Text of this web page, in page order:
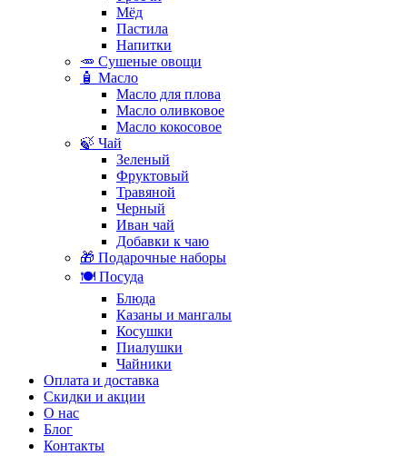
Мёд
Пастила
Напитки
🥕 Сушеные овощи
🧴 Масло
Масло для плова
Масло оливковое
Масло кокосовое
🍃 Чай
Зеленый
Фруктовый
Травяной
Черный
Иван чай
Добавки к чаю
🎁 Подарочные наборы
🍽️ Посуда
Блюда
Казаны и мангалы
Косушки
Пиалушки
Чайники
Оплата и доставка
Скидки и акции
О нас
Блог
Контакты